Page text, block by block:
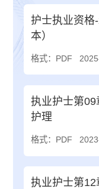
护士执业资格
本）
格式：PDF
执业护士第
护理
格式：PDF
执业护士第